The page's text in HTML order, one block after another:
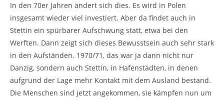
In den 70er Jahren ändert sich dies. Es wird in Polen
insgesamt wieder viel investiert. Aber da findet auch in
Stettin ein spürbarer Aufschwung statt, etwa bei den
Werften. Dann zeigt sich dieses Bewusstsein auch sehr stark
in den Aufständen. 1970/71, das war ja dann nicht nur
Danzig, sondern auch Stettin, in Hafenstädten, in denen
aufgrund der Lage mehr Kontakt mit dem Ausland bestand.
Die Menschen sind jetzt angekommen, sie kämpfen nun um